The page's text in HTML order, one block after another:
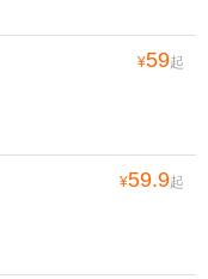
¥59起
¥59.9起